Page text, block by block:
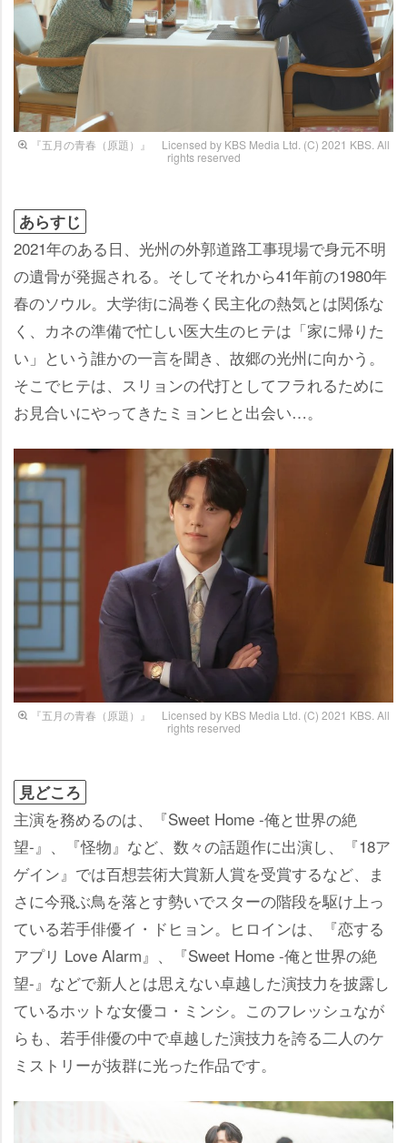
『五月の青春（原題）』 Licensed by KBS Media Ltd. (C) 2021 KBS. All
rights reserved
あらすじ
2021年のある日、光州の外郭道路工事現場で身元不明
の遺骨が発掘される。そしてそれから41年前の1980年
春のソウル。大学街に渦巻く民主化の熱気とは関係な
く、カネの準備で忙しい医大生のヒテは「家に帰りた
い」という誰かの一言を聞き、故郷の光州に向かう。
そこでヒテは、スリョンの代打としてフラれるために
お見合いにやってきたミョンヒと出会い…。
『五月の青春（原題）』 Licensed by KBS Media Ltd. (C) 2021 KBS. All
rights reserved
見どころ
主演を務めるのは、『Sweet Home -俺と世界の絶
望-』、『怪物』など、数々の話題作に出演し、『18ア
ゲイン』では百想芸術大賞新人賞を受賞するなど、ま
さに今飛ぶ鳥を落とす勢いでスターの階段を駆け上っ
ている若手俳優イ・ドヒョン。ヒロインは、『恋する
アプリ Love Alarm』、『Sweet Home -俺と世界の絶
望-』などで新人とは思えない卓越した演技力を披露し
ているホットな女優コ・ミンシ。このフレッシュなが
らも、若手俳優の中で卓越した演技力を誇る二人のケ
ミストリーが抜群に光った作品です。